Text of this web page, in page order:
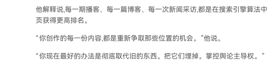
他解释说,每一期播客、每一篇博客、每一次新闻采访,都是在搜索引擎算法
页获得更高排名。
“你创作的每一份内容,都是重新争取那些位置的机会。”他说。
“你现在最好的办法是彻底取代旧的东西。把它们埋掉。掌控舆论主导权。”